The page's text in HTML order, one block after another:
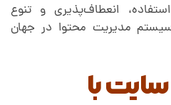
انعطاف‌پذیری و تنوع
مدیریت محتوا در جهان
با